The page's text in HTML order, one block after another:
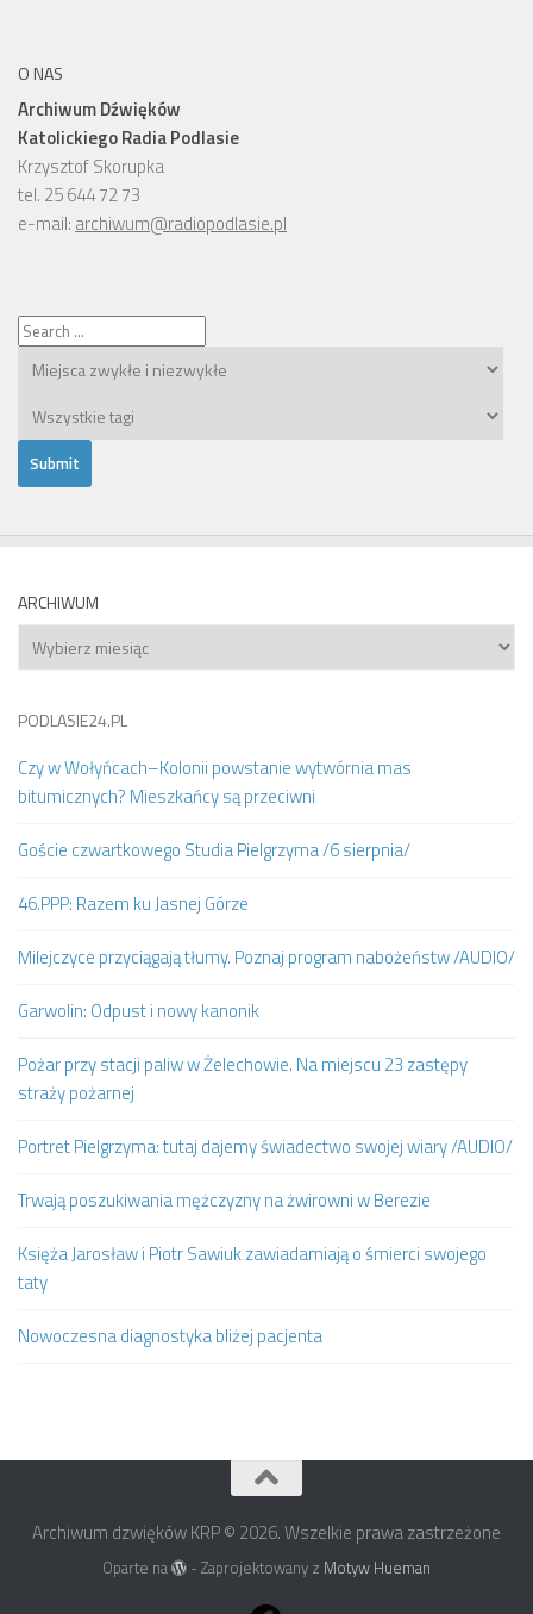
O NAS
Archiwum Dźwięków
Katolickiego Radia Podlasie
Krzysztof Skorupka
tel. 25 644 72 73
e-mail: archiwum@radiopodlasie.pl
ARCHIWUM
Archiwum
PODLASIE24.PL
Czy w Wołyńcach–Kolonii powstanie wytwórnia mas
bitumicznych? Mieszkańcy są przeciwni
Goście czwartkowego Studia Pielgrzyma /6 sierpnia/
46.PPP: Razem ku Jasnej Górze
Milejczyce przyciągają tłumy. Poznaj program nabożeństw /AUDIO/
Garwolin: Odpust i nowy kanonik
Pożar przy stacji paliw w Żelechowie. Na miejscu 23 zastępy
straży pożarnej
Portret Pielgrzyma: tutaj dajemy świadectwo swojej wiary /AUDIO/
Trwają poszukiwania mężczyzny na żwirowni w Berezie
Księża Jarosław i Piotr Sawiuk zawiadamiają o śmierci swojego
taty
Nowoczesna diagnostyka bliżej pacjenta
Archiwum dzwięków KRP © 2026. Wszelkie prawa zastrzeżone
Oparte na - Zaprojektowany z Motyw Hueman